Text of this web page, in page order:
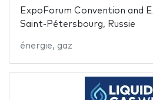
ExpoForum Convention and
Saint-Pétersbourg, Russie
énergie, gaz